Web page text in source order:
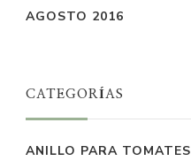
AGOSTO 2016
CATEGORÍAS
ANILLO PARA TOMATES